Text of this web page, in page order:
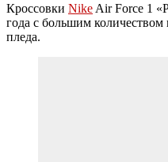
Кроссовки Nike Air Force 1
года с большим
пледа.